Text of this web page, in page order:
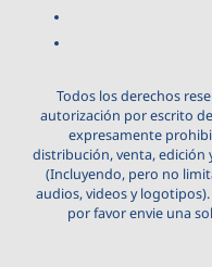
Todos los derechos
autorización por escrito
expresamente
distribución, venta, edición
(Incluyendo, pero no
audios, videos y
por favor envie una